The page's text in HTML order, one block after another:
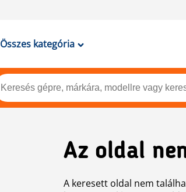
Összes kategória
Az oldal
A keresett oldal nem